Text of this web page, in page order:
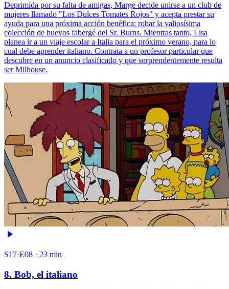
Deprimida por su falta de amigas, Marge decide unirse a un club de
mujeres llamado "Los Dulces Tomates Rojos" y acepta prestar su
ayuda para una próxima acción benéfica: robar la valiosísima
colección de huevos fabergé del Sr. Burns. Mientras tanto, Lisa
planea ir a un viaje escolar a Italia para el próximo verano, para lo
cual debe aprender italiano. Contrata a un profesor particular que
descubre en un anuncio clasificado y que sorprendentemente resulta
ser Milhouse.
S17·E08 · 23 min
8. Bob, el italiano